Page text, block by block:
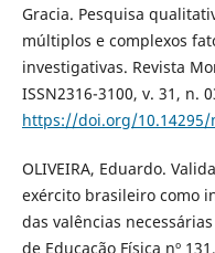
Gracia. Pesquisa
múltiplos e complexos
investigativas. Revista
ISSN2316-3100, v. 31, n.
https://doi.org/10.14295/
OLIVEIRA, Eduardo.
exército brasileiro como
das valências
de Educação Física nº